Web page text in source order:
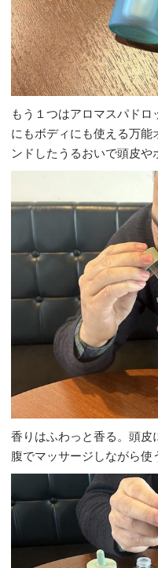
もう１つはアロマスパド
にもボディにも使える万
ンドしたうるおいで頭皮や
香りはふわっと香る。頭
腹でマッサージしながら使